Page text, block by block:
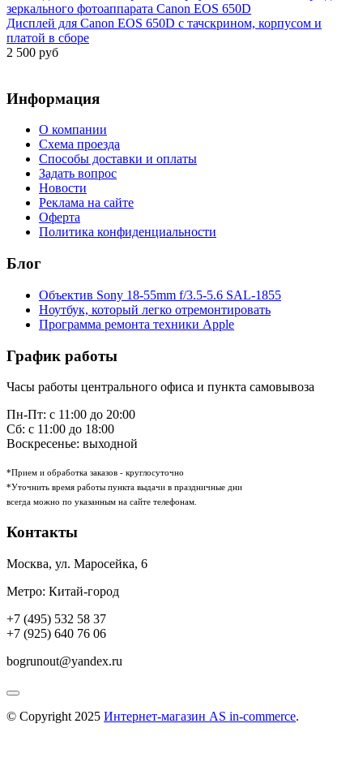
Дисплей для Canon EOS 650D c тачскрином, корпусом и
платой в сборе
2 500 руб
Информация
О компании
Схема проезда
Способы доставки и оплаты
Задать вопрос
Новости
Реклама на сайте
Оферта
Политика конфиденциальности
Блог
Объектив Sony 18-55mm f/3.5-5.6 SAL-1855
Ноутбук, который легко отремонтировать
Программа ремонта техники Apple
График работы
Часы работы центрального офиса и пункта самовывоза
Пн-Пт: с 11:00 до 20:00
Сб: с 11:00 до 18:00
Воскресенье: выходной
*Прием и обработка заказов - круглосуточно
*Уточнить время работы пункта выдачи в праздничные дни
всегда можно по указанным на сайте телефонам.
Контакты
Москва, ул. Маросейка, 6
Метро: Китай-город
+7 (495) 532 58 37
+7 (925) 640 76 06
bogrunout@yandex.ru
© Copyright 2025 Интернет-магазин AS in-commerce.